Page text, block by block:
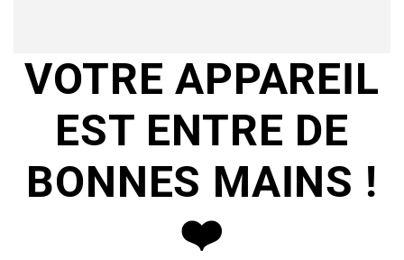
VOTRE APPAREIL
EST ENTRE DE
BONNES MAINS !
❤️